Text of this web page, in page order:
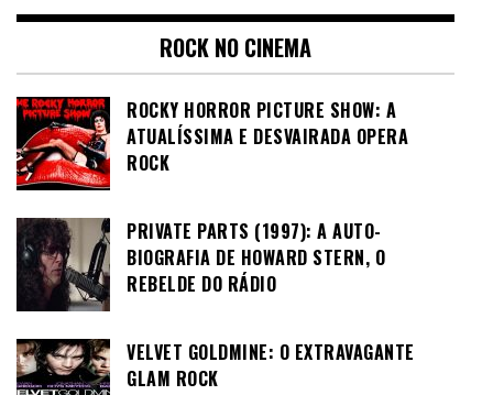
ROCK NO CINEMA
ROCKY HORROR PICTURE SHOW: A
ATUALÍSSIMA E DESVAIRADA OPERA
ROCK
PRIVATE PARTS (1997): A AUTO-
BIOGRAFIA DE HOWARD STERN, O
REBELDE DO RÁDIO
VELVET GOLDMINE: O EXTRAVAGANTE
GLAM ROCK